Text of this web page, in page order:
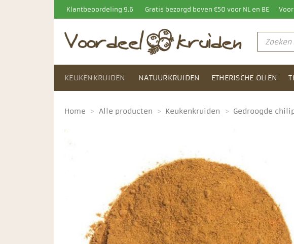
naar
inhoud
Klantbeoordeling 9.6 Gratis bezorgd boven €50 voor NL en BE
Producten
zoeken
KEUKENKRUIDEN NATUURKRUIDEN ETHERISCHE OLIËN
Home > Alle producten > Keukenkruiden > Gedroogde